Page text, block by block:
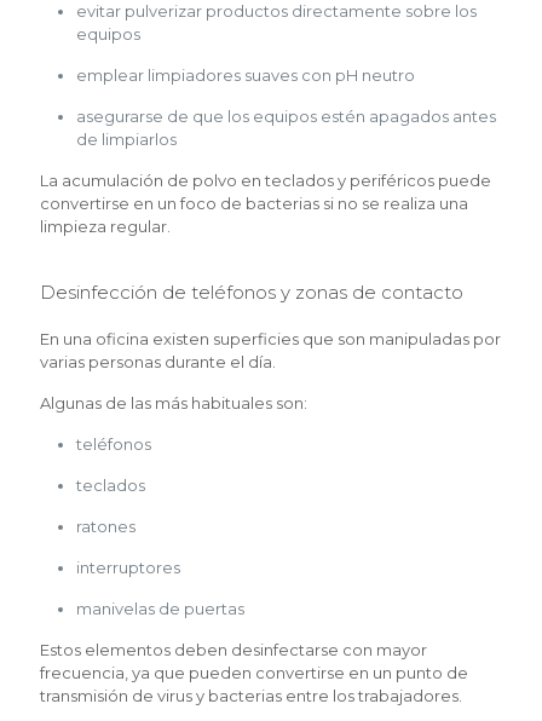
evitar pulverizar productos directamente sobre los
equipos
emplear limpiadores suaves con pH neutro
asegurarse de que los equipos estén apagados antes
de limpiarlos
La acumulación de polvo en teclados y periféricos puede
convertirse en un foco de bacterias si no se realiza una
limpieza regular.
Desinfección de teléfonos y zonas de contacto
En una oficina existen superficies que son manipuladas por
varias personas durante el día.
Algunas de las más habituales son:
teléfonos
teclados
ratones
interruptores
manivelas de puertas
Estos elementos deben desinfectarse con mayor
frecuencia, ya que pueden convertirse en un punto de
transmisión de virus y bacterias entre los trabajadores.